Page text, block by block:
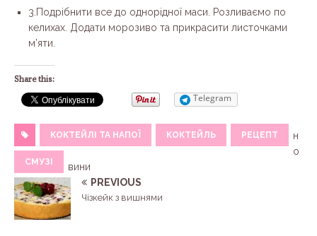
3.Подрібнити все до однорідної маси. Розливаємо по
келихах. Додати морозиво та прикрасити листочками
м’яти.
Share this:
Telegram
КОКТЕЙЛІ ТА НАПОЇ КОКТЕЙЛЬ РЕЦЕПТ
СМУЗІ
н
о
вини
PREVIOUS
Чізкейк з вишнями